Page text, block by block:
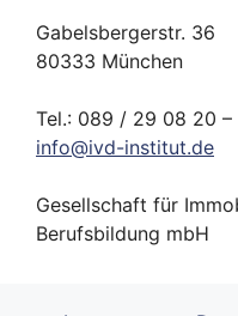
Gabelsbergerstr. 36
80333 München
Tel.: 089 / 29 08 20 –
info@ivd-institut.de
Gesellschaft für
Berufsbildung mbH